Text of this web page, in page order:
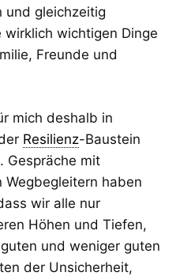
und gleichzeitig
wichtigen Dinge
Freunde und
mich deshalb in
Resilienz-Baustein
. Gespräche mit
haben
wir alle nur
Höhen und Tiefen,
und weniger guten
der Unsicherheit,